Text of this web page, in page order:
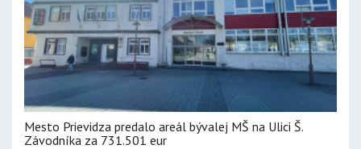
Mesto Prievidza predalo areál bývalej MŠ na Ulici Š.
Závodníka za 731.501 eur